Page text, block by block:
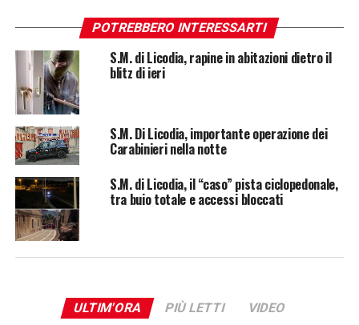
POTREBBERO INTERESSARTI
S.M. di Licodia, rapine in abitazioni dietro il
blitz di ieri
S.M. Di Licodia, importante operazione dei
Carabinieri nella notte
S.M. di Licodia, il “caso” pista ciclopedonale,
tra buio totale e accessi bloccati
ULTIM'ORA PIÙ LETTI VIDEO